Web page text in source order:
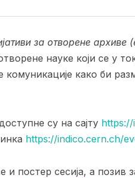
за отворене архиве
науке који се у
комуникације како би
су на сајту
https://indico.cern.ch/
постер сесија, а позив